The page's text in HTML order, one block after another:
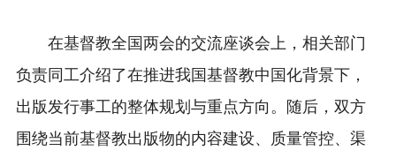
在基督教全国两会的交流座谈会上，相关部门
负责同工介绍了在推进我国基督教中国化背景下，
出版发行事工的整体规划与重点方向。随后，双方
围绕当前基督教出版物的内容建设、质量管控、渠